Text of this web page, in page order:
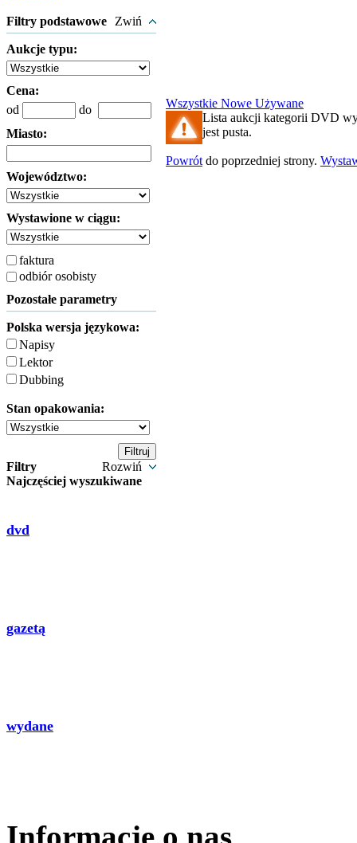
Filtry podstawowe Zwiń
Aukcje typu:
Cena:
od
do
Miasto:
Województwo:
Wystawione w ciągu:
faktura
odbiór osobisty
Pozostałe parametry
Polska wersja językowa:
Napisy
Lektor
Dubbing
Stan opakowania:
Filtry
Rozwiń
Najczęściej wyszukiwane
dvd
gazetą
wydane
Wszystkie Nowe Używane
Lista aukcji kategorii DVD
jest pusta.
Powrót do poprzedniej strony.